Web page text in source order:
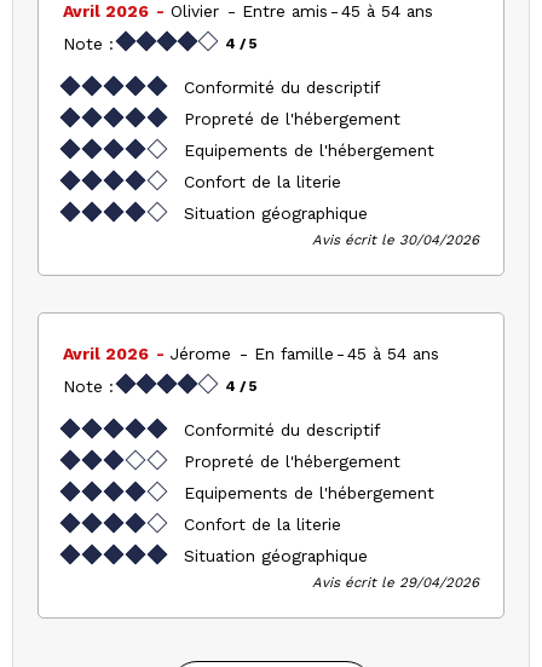
Avril 2026 Olivier Entre amis
45 à 54 ans
Note :
4 / 5
Conformité du descriptif
Propreté de l'hébergement
Equipements de l'hébergement
Confort de la literie
Situation géographique
Avis écrit le 30/04/2026
Avril 2026 Jérome En famille
45 à 54 ans
Note :
4 / 5
Conformité du descriptif
Propreté de l'hébergement
Equipements de l'hébergement
Confort de la literie
Situation géographique
Avis écrit le 29/04/2026